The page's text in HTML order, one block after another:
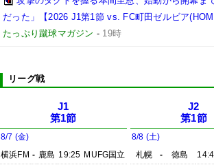
だった」【2026 J1第1節 vs. FC町田ゼルビア
たっぷり蹴球マガジン - 19時
リーグ戦
J1
第1節
8/7 (金)
横浜FM - 鹿島 19:25 MUFG国立
J2
第1節
8/8 (土)
札幌
- 徳島